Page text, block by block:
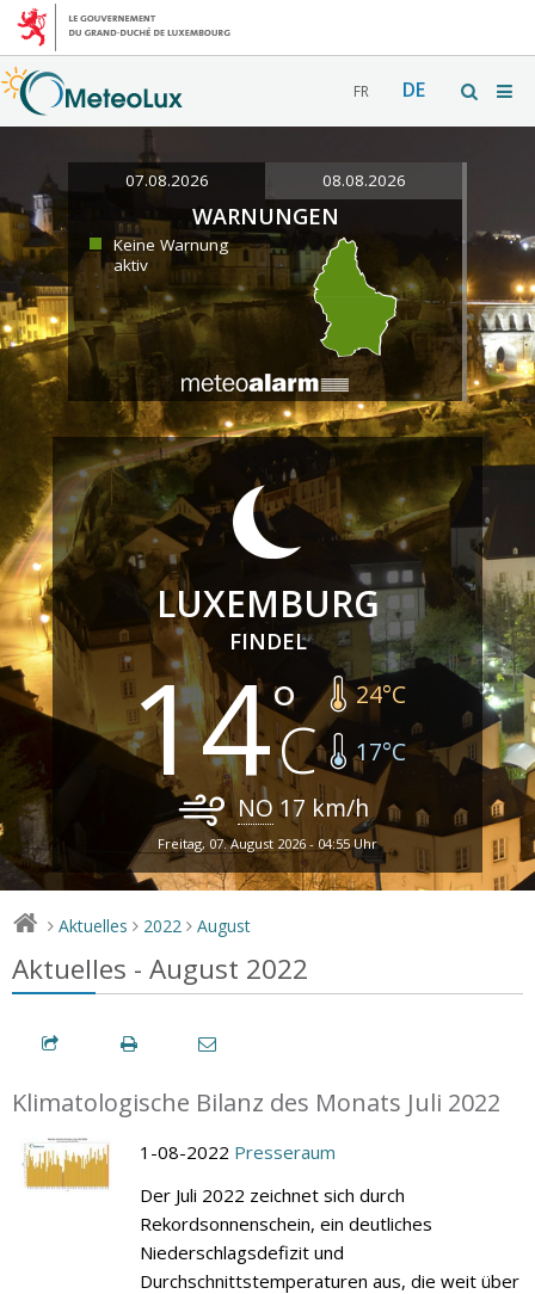
FR DE
07.08.2026 08.08.2026
WARNUNGEN
Keine Warnung
aktiv
LUXEMBURG
FINDEL
14 24°C
17°C
NO 17 km/h
Freitag, 07. August 2026 - 04:55 Uhr
> Aktuelles > 2022 > August
Aktuelles - August 2022
Klimatologische Bilanz des Monats Juli 2022
1-08-2022 Presseraum
Der Juli 2022 zeichnet sich durch
Rekordsonnenschein, ein deutliches
Niederschlagsdefizit und
Durchschnittstemperaturen aus, die weit über